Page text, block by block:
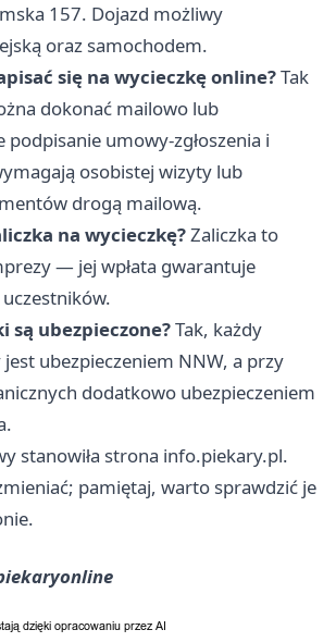
157. Dojazd możliwy
oraz samochodem.
się na wycieczkę online?Tak
dokonać mailowo lub
podpisanie umowy-zgłoszenia i
osobistej wizyty lub
drogą mailową.
na wycieczkę?Zaliczka to
— jej wpłata gwarantuje
są ubezpieczone?Tak, każdy
ubezpieczeniem NNW, a przy
dodatkowo ubezpieczeniem
stanowiła strona info.piekary.pl.
pamiętaj, warto sprawdzić je